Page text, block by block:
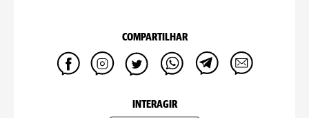
COMPARTILHAR
INTERAGIR